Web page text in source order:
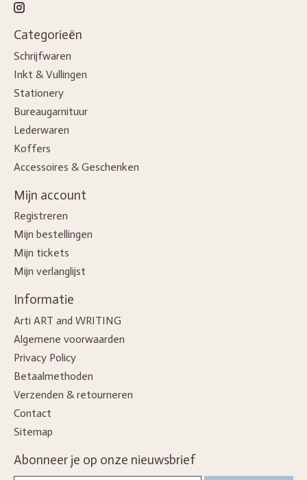
Categorieën
Schrijfwaren
Inkt & Vullingen
Stationery
Bureaugarnituur
Lederwaren
Koffers
Accessoires & Geschenken
Mijn account
Registreren
Mijn bestellingen
Mijn tickets
Mijn verlanglijst
Informatie
Arti ART and WRITING
Algemene voorwaarden
Privacy Policy
Betaalmethoden
Verzenden & retourneren
Contact
Sitemap
Abonneer je op onze nieuwsbrief